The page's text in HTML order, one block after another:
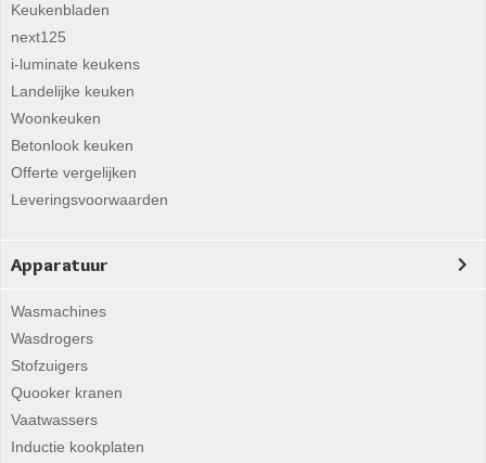
Keukenbladen
next125
i-luminate keukens
Landelijke keuken
Woonkeuken
Betonlook keuken
Offerte vergelijken
Leveringsvoorwaarden
Apparatuur
Wasmachines
Wasdrogers
Stofzuigers
Quooker kranen
Vaatwassers
Inductie kookplaten